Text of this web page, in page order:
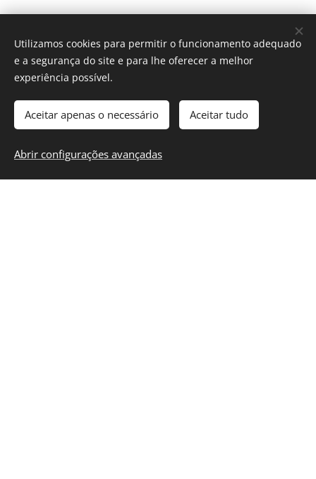
Utilizamos cookies para permitir o funcionamento adequado
e a segurança do site e para lhe oferecer a melhor
experiência possível.
Aceitar apenas o necessário Aceitar tudo
Abrir configurações avançadas